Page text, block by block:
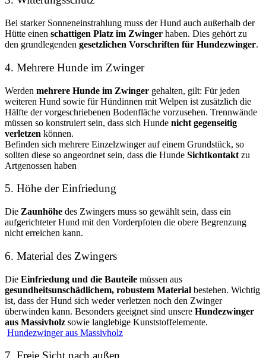
Bei starker Sonneneinstrahlung muss der Hund auch außerhalb der
Hütte einen schattigen Platz im Zwinger haben. Dies gehört zu
den grundlegenden gesetzlichen Vorschriften für Hundezwinger.
4. Mehrere Hunde im Zwinger
Werden mehrere Hunde im Zwinger gehalten, gilt: Für jeden
weiteren Hund sowie für Hündinnen mit Welpen ist zusätzlich die
Hälfte der vorgeschriebenen Bodenfläche vorzusehen. Trennwände
müssen so konstruiert sein, dass sich Hunde nicht gegenseitig
verletzen können.
Befinden sich mehrere Einzelzwinger auf einem Grundstück, so
sollten diese so angeordnet sein, dass die Hunde Sichtkontakt zu
Artgenossen haben
5. Höhe der Einfriedung
Die Zaunhöhe des Zwingers muss so gewählt sein, dass ein
aufgerichteter Hund mit den Vorderpfoten die obere Begrenzung
nicht erreichen kann.
6. Material des Zwingers
Die Einfriedung und die Bauteile müssen aus
gesundheitsunschädlichem, robustem Material bestehen. Wichtig
ist, dass der Hund sich weder verletzen noch den Zwinger
überwinden kann. Besonders geeignet sind unsere Hundezwinger
aus Massivholz sowie langlebige Kunststoffelemente.
Hundezwinger aus Massivholz
7. Freie Sicht nach außen